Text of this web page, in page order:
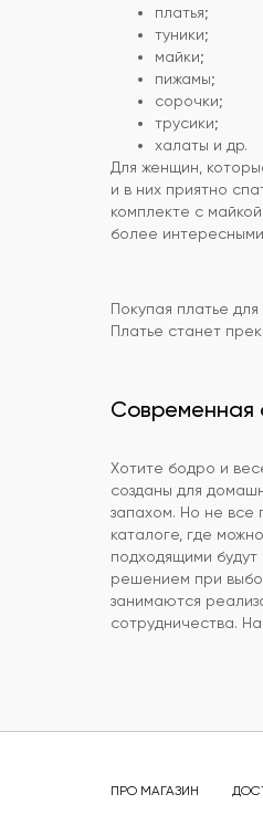
платья;
туники;
майки;
пижамы;
сорочки;
трусики;
халаты и др.
Для женщин,
и в них приятно
комплекте с
более
Покупая платье
Платье станет
Хотите бодро и
созданы для
запахом. Но не все
каталоге, где
подходящими
решением при
занимаются
сотрудничества.
ПРО МАГАЗИН